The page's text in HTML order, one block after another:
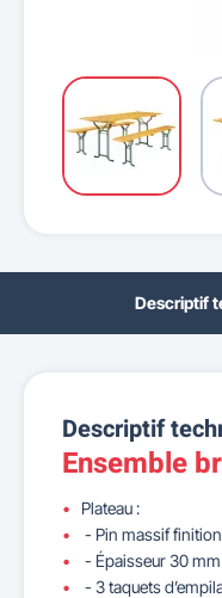
Descriptif
Descriptif
Ensemble
Plateau :
- Pin massif
- Épaisseur 30
- 3 taquets